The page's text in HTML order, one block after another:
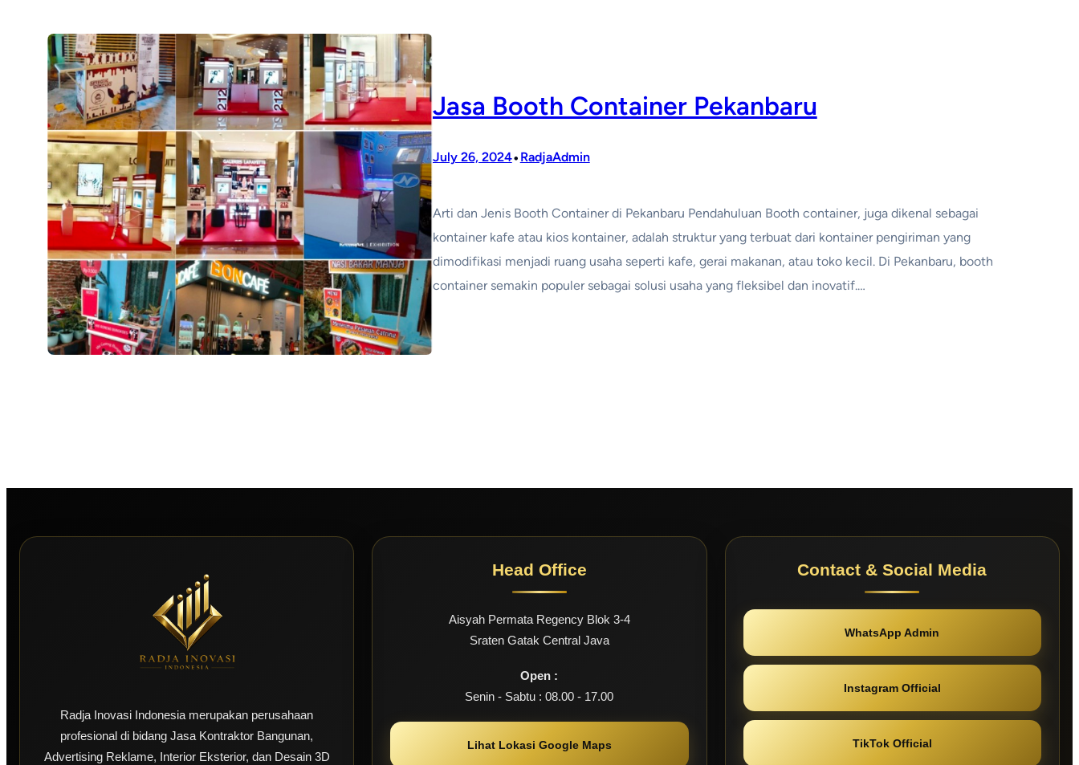
Jasa Booth Container Pekanbaru
July 26, 2024•RadjaAdmin
Arti dan Jenis Booth Container di Pekanbaru Pendahuluan Booth container, juga dikenal sebagai
kontainer kafe atau kios kontainer, adalah struktur yang terbuat dari kontainer pengiriman yang
dimodifikasi menjadi ruang usaha seperti kafe, gerai makanan, atau toko kecil. Di Pekanbaru, booth
container semakin populer sebagai solusi usaha yang fleksibel dan inovatif.…
Radja Inovasi Indonesia merupakan perusahaan
profesional di bidang Jasa Kontraktor Bangunan,
Advertising Reklame, Interior Eksterior, dan Desain 3D
Head Office
Aisyah Permata Regency Blok 3-4
Sraten Gatak Central Java
Open :
Senin - Sabtu : 08.00 - 17.00
Lihat Lokasi Google Maps
Contact & Social Media
WhatsApp Admin
Instagram Official
TikTok Official